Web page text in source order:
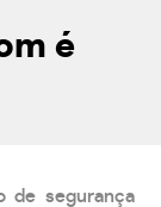
é
de segurança